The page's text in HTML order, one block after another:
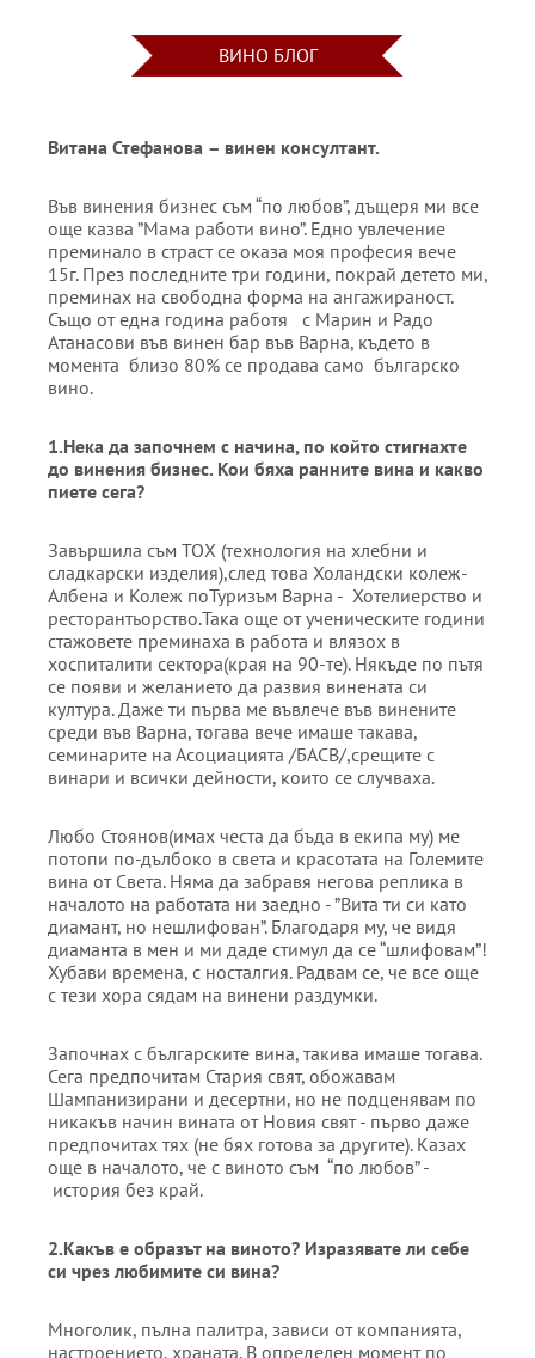
ВИНО БЛОГ
Витана Стефанова – винен консултант.
Във винения бизнес съм “по любов”, дъщеря ми все
още казва ”Мама работи вино”. Едно увлечение
преминало в страст се оказа моя професия вече
15г. През последните три години, покрай детето ми,
преминах на свободна форма на ангажираност.
Също от една година работя с Марин и Радо
Атанасови във винен бар във Варна, където в
момента близо 80% се продава само българско
вино.
1.Нека да започнем с начина, по който стигнахте
до винения бизнес. Кои бяха ранните вина и какво
пиете сега?
Завършила съм ТОХ (технология на хлебни и
сладкарски изделия),след това Холандски колеж-
Албена и Колеж поТуризъм Варна - Хотелиерство и
ресторантьорство.Така още от ученическите години
стажовете преминаха в работа и влязох в
хоспиталити сектора(края на 90-те). Някъде по пътя
се появи и желанието да развия винената си
култура. Даже ти първа ме въвлече във винените
среди във Варна, тогава вече имаше такава,
семинарите на Асоциацията /БАСВ/,срещите с
винари и всички дейности, които се случваха.
Любо Стоянов(имах честа да бъда в екипа му) ме
потопи по-дълбоко в света и красотата на Големите
вина от Света. Няма да забравя негова реплика в
началото на работата ни заедно - ”Вита ти си като
диамант, но нешлифован”. Благодаря му, че видя
диаманта в мен и ми даде стимул да се “шлифовам”!
Хубави времена, с носталгия. Радвам се, че все още
с тези хора сядам на винени раздумки.
Започнах с българските вина, такива имаше тогава.
Сега предпочитам Стария свят, обожавам
Шампанизирани и десертни, но не подценявам по
никакъв начин вината от Новия свят - първо даже
предпочитах тях (не бях готова за другите). Казах
още в началото, че с виното съм “по любов” -
история без край.
2.Какъв е образът на виното? Изразявате ли себе
си чрез любимите си вина?
Многолик, пълна палитра, зависи от компанията,
настроението, храната. В определен момент по